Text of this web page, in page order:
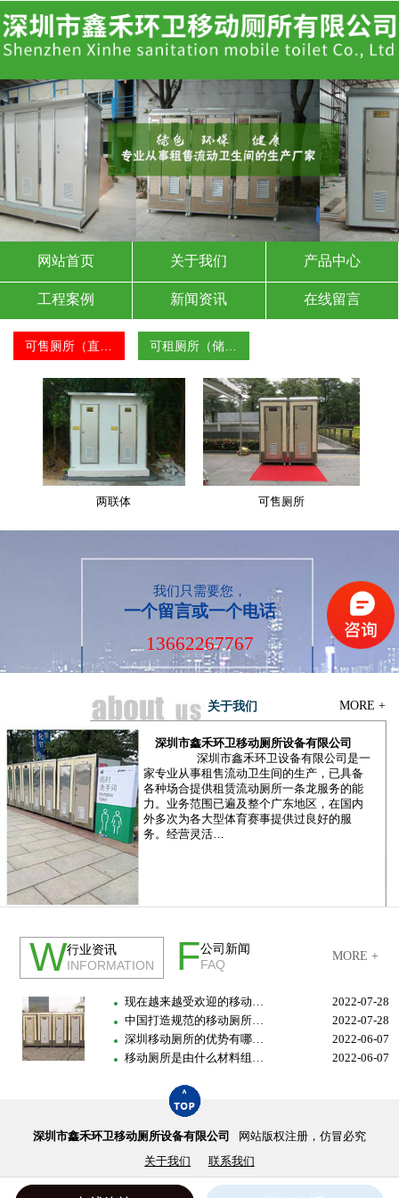
网站首页 关于我们 产品中心
工程案例 新闻资讯 在线留言
联系我们
可售厕所（直… 可租厕所（储…
两联体 可售厕所
我们只需要您，
一个留言或一个电话
13662267767
MORE +
关于我们
深圳市鑫禾环卫移动厕所设备有限公司
深圳市鑫禾环卫设备有限公司是一
家专业从事租售流动卫生间的生产，已具备
各种场合提供租赁流动厕所一条龙服务的能
力。业务范围已遍及整个广东地区，在国内
外多次为各大型体育赛事提供过良好的服
务。经营灵活…
MORE +
W行业资讯
INFORMATION
F公司新闻
FAQ
2022-07-28
现在越来越受欢迎的移动…
2022-07-28
中国打造规范的移动厕所…
2022-06-07
深圳移动厕所的优势有哪…
2022-06-07
移动厕所是由什么材料组…
深圳市鑫禾环卫移动厕所设备有限公司 网站版权注册，仿冒必究
关于我们 联系我们